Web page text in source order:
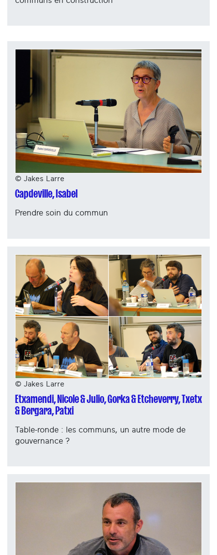
© Jakes Larre
Capdeville, Isabel
Prendre soin du commun
© Jakes Larre
Etxamendi, Nicole & Julio, Gorka & Etcheverry, Txetx
& Bergara, Patxi
Table-ronde : les communs, un autre mode de
gouvernance ?